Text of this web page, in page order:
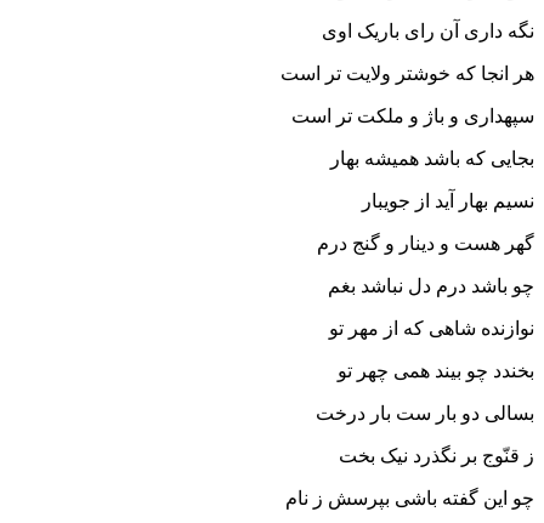
نگه دارى آن راى باریک اوى‏
هر انجا که خوشتر ولایت تر است
سپهدارى و باژ و ملکت تر است‏
بجایى که باشد همیشه بهار
نسیم بهار آید از جویبار
گهر هست و دینار و گنج درم
چو باشد درم دل نباشد بغم‏
نوازنده شاهى که از مهر تو
بخندد چو بیند همى چهر تو
بسالى دو بار ست بار درخت
ز قنّوج بر نگذرد نیک بخت‏
چو این گفته باشى بپرسش ز نام